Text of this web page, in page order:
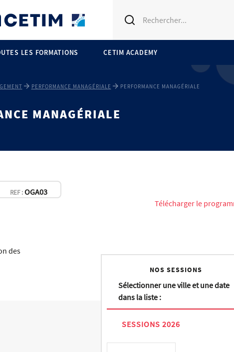
LES FORMATIONS CETIM ACADEMY
PERFORMANCE MANAGÉRIALE PERFORMANCE MANAGÉRIALE
MANAGÉRIALE
REF :OGA03
des
Télécharger le
NOS SESSIONS
Sélectionner une ville et une date
dans la liste :
SESSIONS 2026